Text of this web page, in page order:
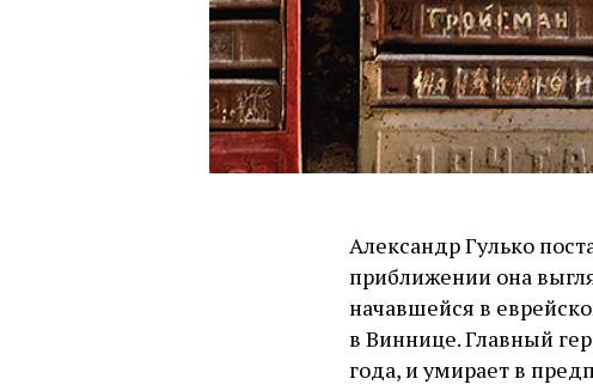
Александр Гулько
приближении она
начавшейся в
в Виннице. Главный
года, и умирает в